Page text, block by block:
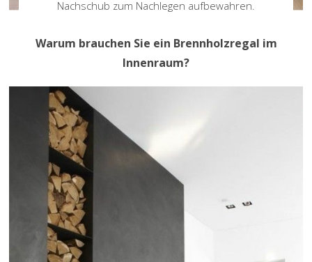
Nachschub zum Nachlegen aufbewahren.
Warum brauchen Sie ein Brennholzregal im
Innenraum?